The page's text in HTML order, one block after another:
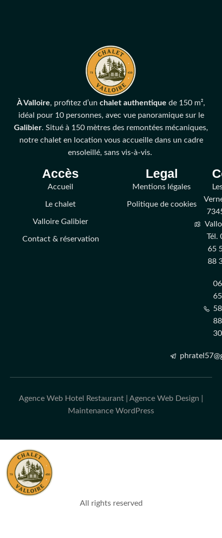
À Valloire, profitez d’un chalet authentique de 150 m²,
idéal pour 10 personnes, avec vue panoramique sur le
Galibier. Situé à 150 mètres des remontées mécaniques,
notre chalet en location vous accueille dans un cadre
ensoleillé, sans vis-à-vis.
Accès
Accueil
Le chalet
Valloire Galibier
Contact & réservation
Legal
Mentions légales
Politique de cookies
Tél.
65
88
06
65
58
88
30
Agence Web Hotel Restaurant Agence Web Design
Maintenance WordPress
All rights reserved